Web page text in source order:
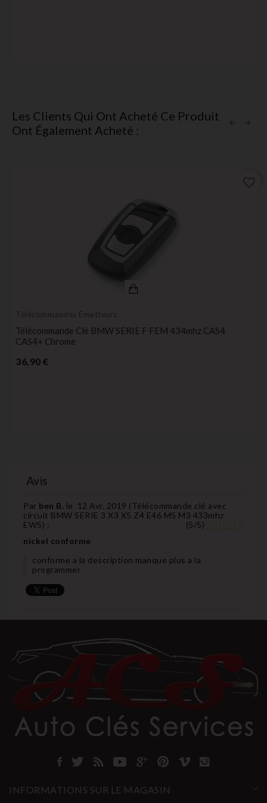
Les Clients Qui Ont Acheté Ce Produit
Ont Également Acheté :
Télécommandes Émetteurs
Télécommande Clé BMW SERIE F FEM 434mhz CAS4
CAS4+ Chrome
36,90 €
Avis
Par ben B. le 12 Avr. 2019 (Télécommande clé avec
circuit BMW SERIE 3 X3 X5 Z4 E46 M5 M3 433mhz
EWS) : (5/5)
nickel conforme
conforme a la description manque plus a la
programmer
INFORMATIONS SUR LE MAGASIN